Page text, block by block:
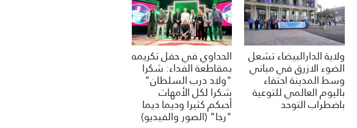
ولاية الدارالبيضاء تشعل
الضوء الازرق في مباني
وسط المدينة احتفاء
باليوم العالمي للتوعية
باضطراب التوحد
الحداوي في حفل تكريمه
بمقاطعة الفداء: شكرا
"ولاد درب السلطان"
شكرا لكل الأمهات
أحبكم كثيرا وديما ديما
"رجا" (الصور والفيديو)